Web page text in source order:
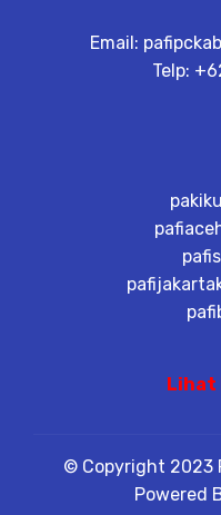
Email:
Telp:
Lihat
© Copyright 2023
Powered